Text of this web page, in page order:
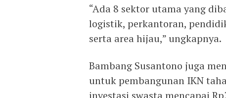
“Ada 8 sektor utama yang
logistik, perkantoran,
serta area hijau,” ungkapnya.
Bambang Susantono juga
untuk pembangunan IKN
investasi swasta mencapai